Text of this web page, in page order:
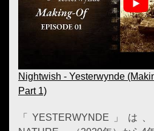
Nightwish - Yesterwynde
Part 1)
「YESTERWYNDE」は